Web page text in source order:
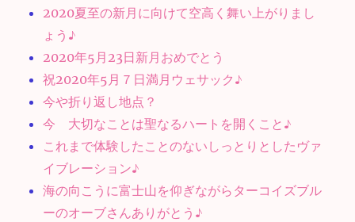
2020夏至の新月に向けて空高く舞い上がりまし
ょう♪
2020年5月23日新月おめでとう
祝2020年5月７日満月ウェサック♪
今や折り返し地点？
今 大切なことは聖なるハートを開くこと♪
これまで体験したことのないしっとりとしたヴァ
イブレーション♪
海の向こうに富士山を仰ぎながらターコイズブル
ーのオーブさんありがとう♪